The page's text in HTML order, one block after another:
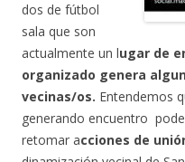
dos de fútbol
sala que son
actualmente un lugar de
organizado genera
vecinas/os. Entendemos
generando encuentro
retomar acciones de